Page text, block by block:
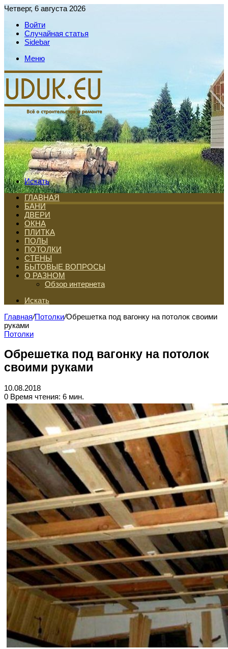
Четверг, 6 августа 2026
Войти
Случайная статья
Sidebar
Меню
Искать
ГЛАВНАЯ
БАНИ
ДВЕРИ
ОКНА
ПЛИТКА
ПОЛЫ
ПОТОЛКИ
СТЕНЫ
БЫТОВЫЕ ВОПРОСЫ
О РАЗНОМ
Обзор интернета
Искать
Главная/Потолки/Обрешетка под вагонку на потолок своими
руками
Потолки
Обрешетка под вагонку на потолок
своими руками
10.08.2018
0 Время чтения: 6 мин.